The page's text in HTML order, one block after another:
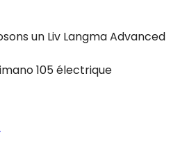
un Liv Langma Advanced
105 électrique